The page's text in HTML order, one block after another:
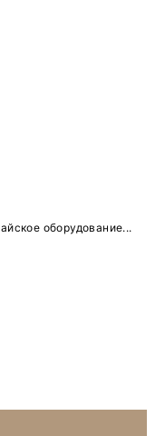
оборудование...